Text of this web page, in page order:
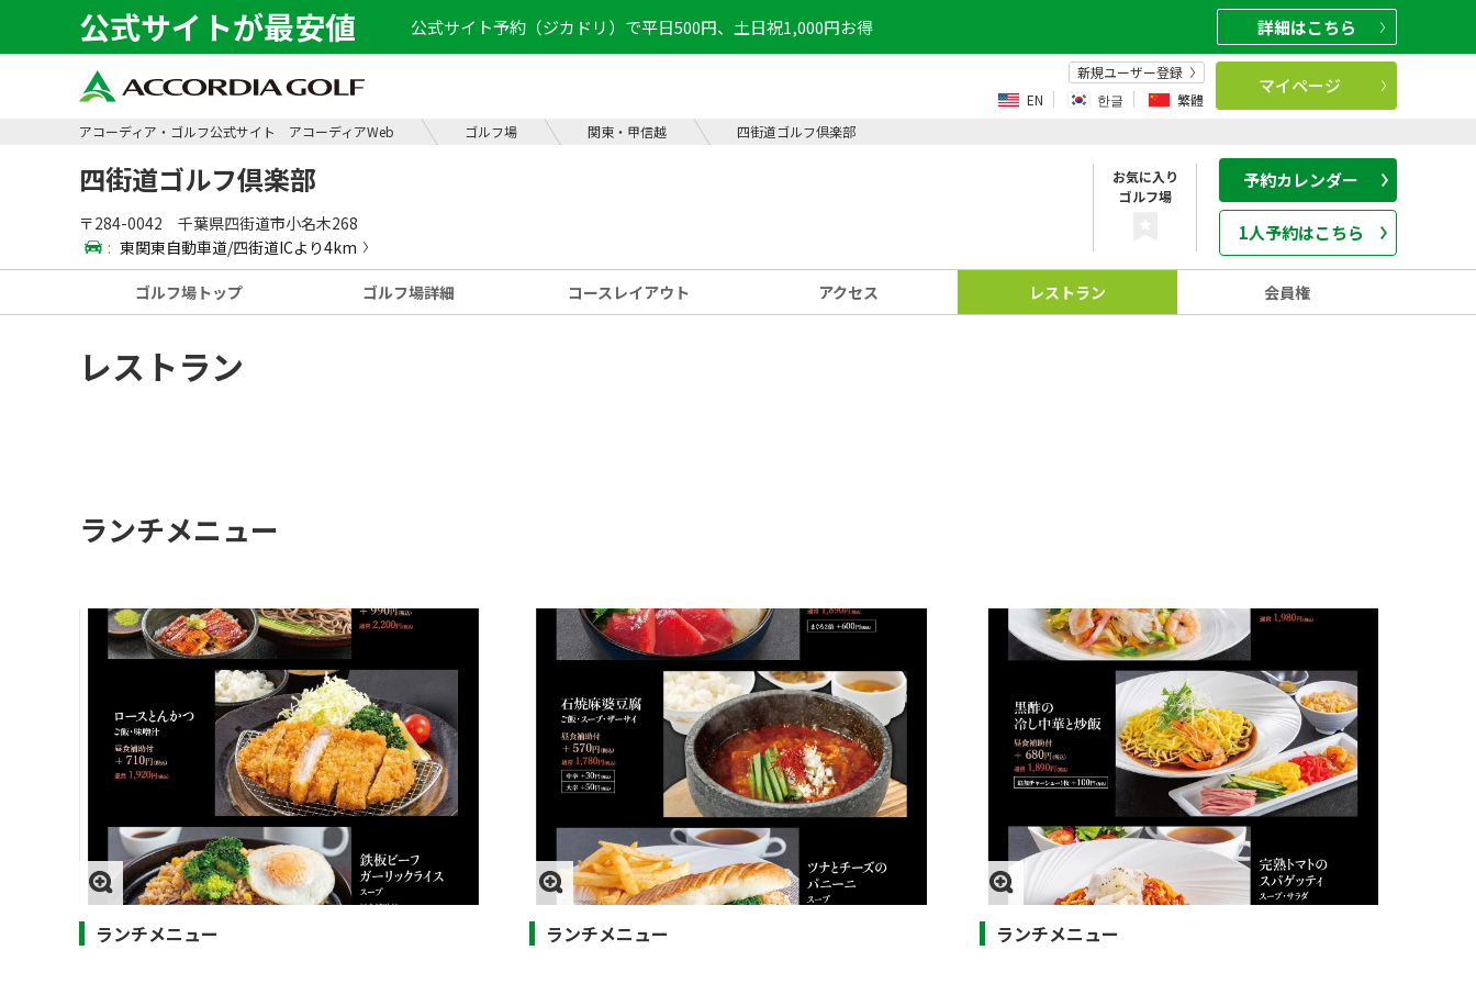
公式サイトが最安値 公式サイト予約（ジカドリ）で平日500円、土日祝1,000円お得 詳細はこちら
新規ユーザー登録
EN
한글 繁體
マイページ
アコーディア・ゴルフ公式サイト アコーディアWeb ゴルフ場 関東・甲信越 四街道ゴルフ倶楽部
四街道ゴルフ倶楽部
〒284-0042 千葉県四街道市小名木268
: 東関東自動車道/四街道ICより4km
お気に入り
ゴルフ場
予約カレンダー
1人予約はこちら
ゴルフ場 トップ ゴルフ場詳細 コース レイアウト アクセス レストラン 会員権
レストラン
ランチメニュー
ランチメニュー ランチメニュー ランチメニュー